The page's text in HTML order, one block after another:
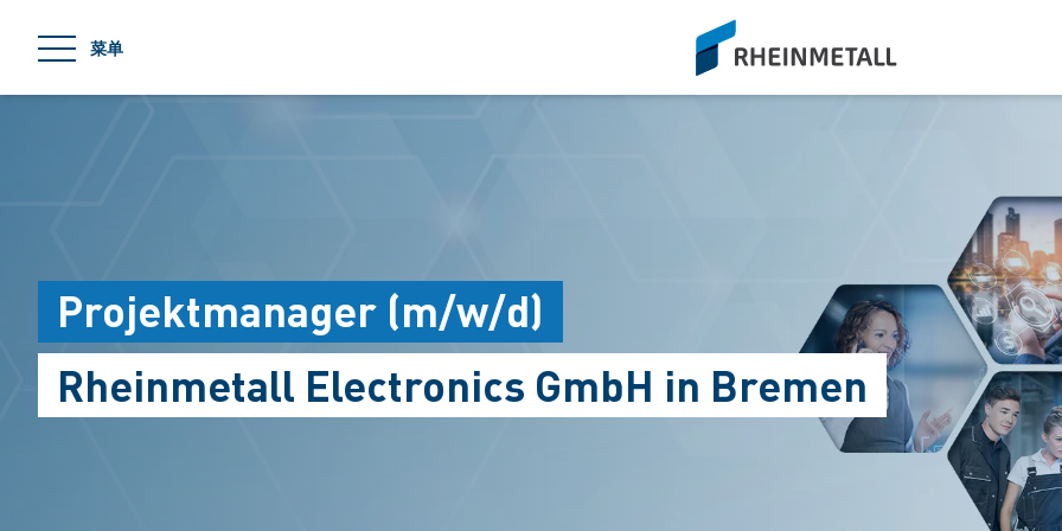
菜单
siteLogo
Projektmanager (m/w/d)
Rheinmetall Electronics GmbH in Bremen